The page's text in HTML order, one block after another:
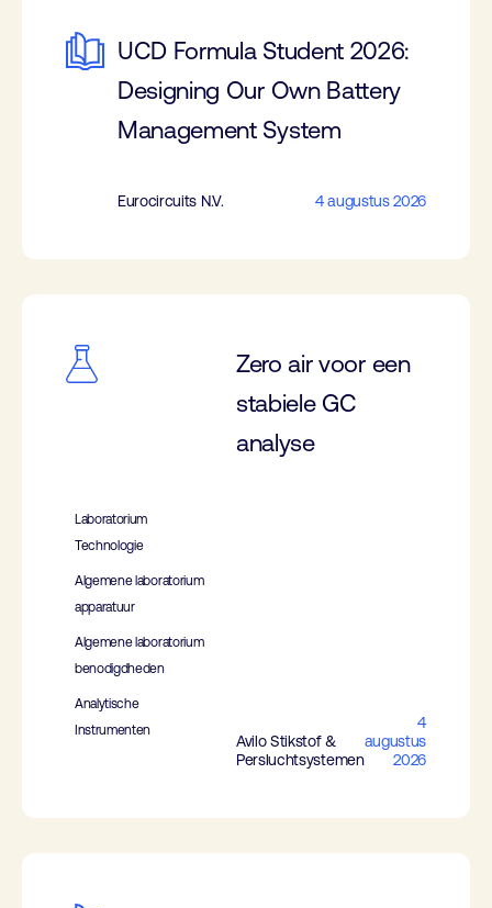
UCD Formula Student 2026:
Designing Our Own Battery
Management System
Eurocircuits N.V. 4 augustus 2026
Zero air voor een
stabiele GC
analyse
Laboratorium
Technologie
Algemene laboratorium
apparatuur
Algemene laboratorium
benodigdheden
Analytische
Instrumenten
Avilo Stikstof &
Persluchtsystemen
4
augustus
2026